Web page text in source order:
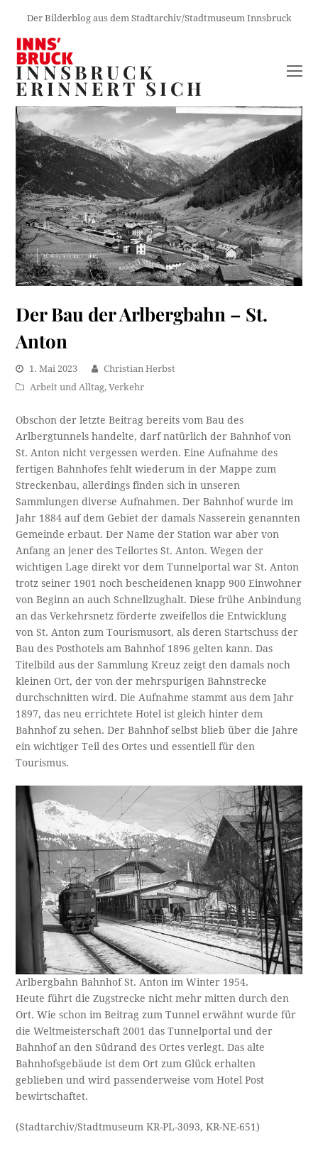
Der Bilderblog aus dem Stadtarchiv/Stadtmuseum Innsbruck
INNSBRUCK
ERINNERT SICH
Der Bau der Arlbergbahn – St.
Anton
1. Mai 2023
Christian Herbst
Arbeit und Alltag,Verkehr
Obschon der letzte Beitrag bereits vom Bau des
Arlbergtunnels handelte, darf natürlich der Bahnhof von
St. Anton nicht vergessen werden. Eine Aufnahme des
fertigen Bahnhofes fehlt wiederum in der Mappe zum
Streckenbau, allerdings finden sich in unseren
Sammlungen diverse Aufnahmen. Der Bahnhof wurde im
Jahr 1884 auf dem Gebiet der damals Nasserein genannten
Gemeinde erbaut. Der Name der Station war aber von
Anfang an jener des Teilortes St. Anton. Wegen der
wichtigen Lage direkt vor dem Tunnelportal war St. Anton
trotz seiner 1901 noch bescheidenen knapp 900 Einwohner
von Beginn an auch Schnellzughalt. Diese frühe Anbindung
an das Verkehrsnetz förderte zweifellos die Entwicklung
von St. Anton zum Tourismusort, als deren Startschuss der
Bau des Posthotels am Bahnhof 1896 gelten kann. Das
Titelbild aus der Sammlung Kreuz zeigt den damals noch
kleinen Ort, der von der mehrspurigen Bahnstrecke
durchschnitten wird. Die Aufnahme stammt aus dem Jahr
1897, das neu errichtete Hotel ist gleich hinter dem
Bahnhof zu sehen. Der Bahnhof selbst blieb über die Jahre
ein wichtiger Teil des Ortes und essentiell für den
Tourismus.
Arlbergbahn Bahnhof St. Anton im Winter 1954.
Heute führt die Zugstrecke nicht mehr mitten durch den
Ort. Wie schon im Beitrag zum Tunnel erwähnt wurde für
die Weltmeisterschaft 2001 das Tunnelportal und der
Bahnhof an den Südrand des Ortes verlegt. Das alte
Bahnhofsgebäude ist dem Ort zum Glück erhalten
geblieben und wird passenderweise vom Hotel Post
bewirtschaftet.
(Stadtarchiv/Stadtmuseum KR-PL-3093, KR-NE-651)